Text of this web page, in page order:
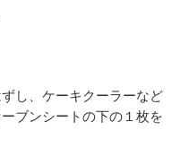
し、ケーキクーラーなど
ブンシートの下の１枚を